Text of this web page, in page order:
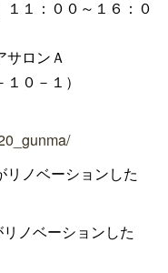
１：００～１６：０
ロンＡ
０－１）
ノベーションした